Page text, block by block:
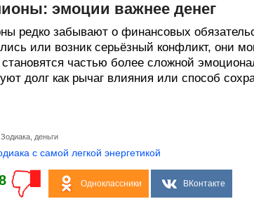
эмоции важнее денег
редко забывают о финансовых
или возник серьёзный конфликт, они
становятся частью более сложной
долг как рычаг влияния или способ
деньги
с самой легкой энергетикой
Одноклассники ВКонтакте